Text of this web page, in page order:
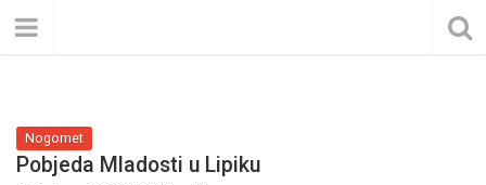
Nogomet
Pobjeda Mladosti u Lipiku